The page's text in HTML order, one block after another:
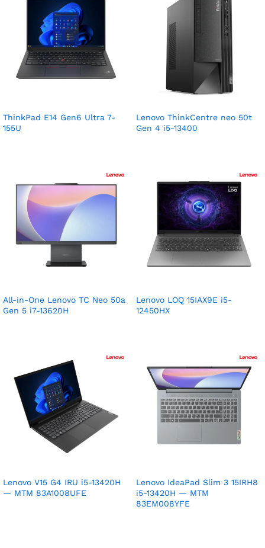
ThinkPad E14 Gen6 Ultra 7-
155U
Lenovo ThinkCentre neo 50t
Gen 4 i5-13400
All-in-One Lenovo TC Neo 50a
Gen 5 i7-13620H
Lenovo LOQ 15IAX9E i5-
12450HX
Lenovo V15 G4 IRU i5-13420H
— MTM 83A1008UFE
Lenovo IdeaPad Slim 3 15IRH8
i5-13420H — MTM
83EM008YFE